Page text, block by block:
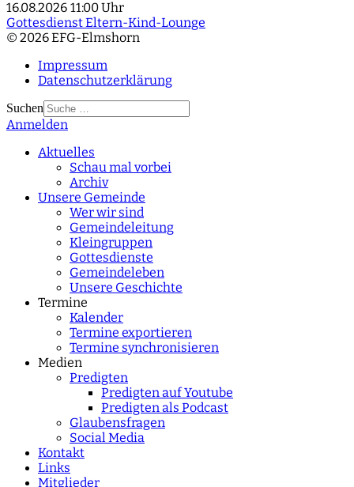
16.08.2026 11:00 Uhr
Gottesdienst Eltern-Kind-Lounge
© 2026 EFG-Elmshorn
Impressum
Datenschutzerklärung
Suchen
Type 2 or more
Anmelden
Aktuelles
Schau mal vorbei
Archiv
Unsere Gemeinde
Wer wir sind
Gemeindeleitung
Kleingruppen
Gottesdienste
Gemeindeleben
Unsere Geschichte
Termine
Kalender
Termine exportieren
Termine synchronisieren
Medien
Predigten
Predigten auf Youtube
Predigten als Podcast
Glaubensfragen
Social Media
Kontakt
Links
Mitglieder